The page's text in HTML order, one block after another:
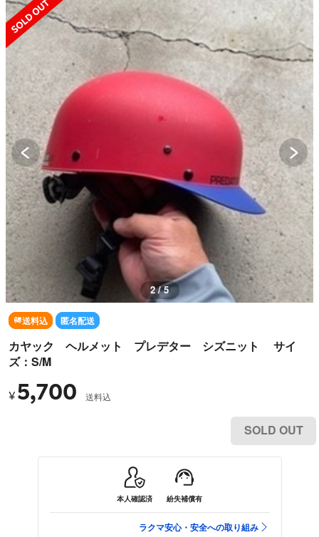
2 / 5
送料込 匿名配送
カヤック ヘルメット プレデター シズニット サイ
ズ：S/M
¥ 5,700 送料込
SOLD OUT
本人確認済 紛失補償有
ラクマ安心・安全への取り組み